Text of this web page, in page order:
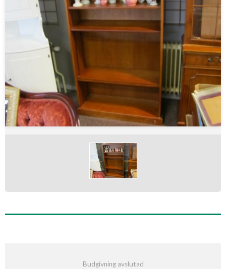
Budgivning avslutad